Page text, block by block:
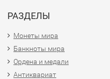
РАЗДЕЛЫ
Монеты мира
Банкноты мира
Ордена и медали
Антиквариат